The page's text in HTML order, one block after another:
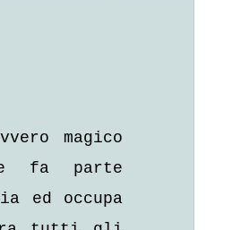
magico
fa parte
ed occupa